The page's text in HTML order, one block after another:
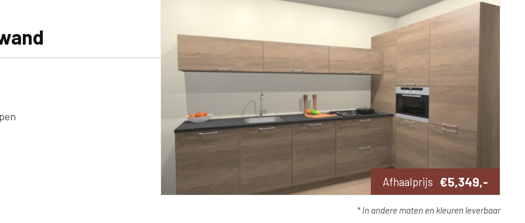
Afhaalprijs €5,349,-
* In andere maten en kleuren leverbaar